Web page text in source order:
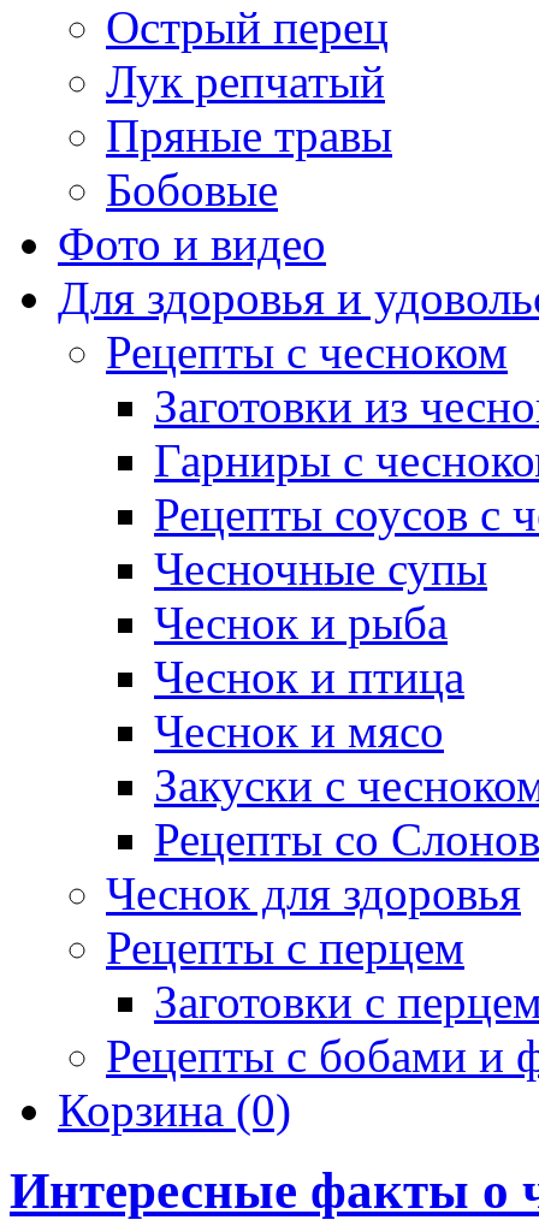
Острый перец
Лук репчатый
Пряные травы
Бобовые
Фото и видео
Для здоровья и
Рецепты с чесноком
Заготовки из
Гарниры с
Рецепты соусов с
Чесночные супы
Чеснок и рыба
Чеснок и птица
Чеснок и мясо
Закуски с
Рецепты со
Чеснок для здоровья
Рецепты с перцем
Заготовки с
Рецепты с бобами и
Корзина (0)
Интересные факты о